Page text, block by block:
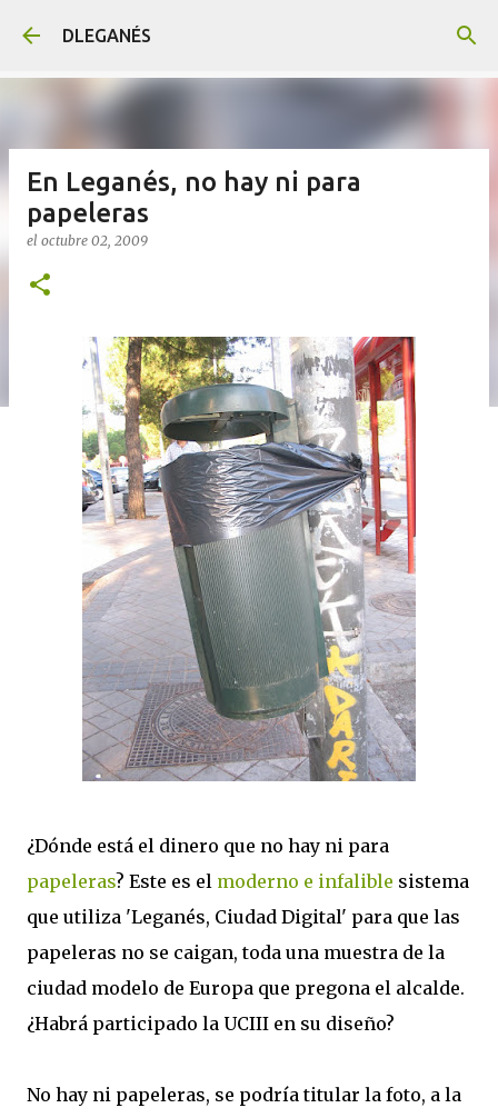
DLEGANÉS
En Leganés, no hay ni para
papeleras
el octubre 02, 2009
¿Dónde está el dinero que no hay ni para
papeleras? Este es el moderno e infalible sistema
que utiliza 'Leganés, Ciudad Digital' para que las
papeleras no se caigan, toda una muestra de la
ciudad modelo de Europa que pregona el alcalde.
¿Habrá participado la UCIII en su diseño?
No hay ni papeleras, se podría titular la foto, a la